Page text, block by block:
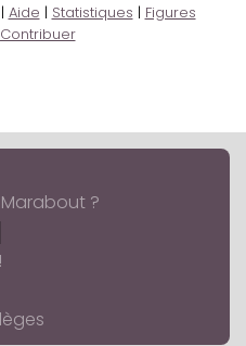
| Aide | Statistiques | Figures
Contribuer
?